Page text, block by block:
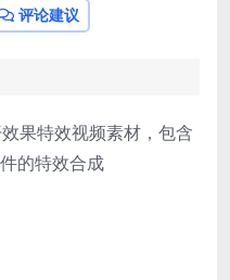
评论建议
果特效视频素材，包含
的特效合成